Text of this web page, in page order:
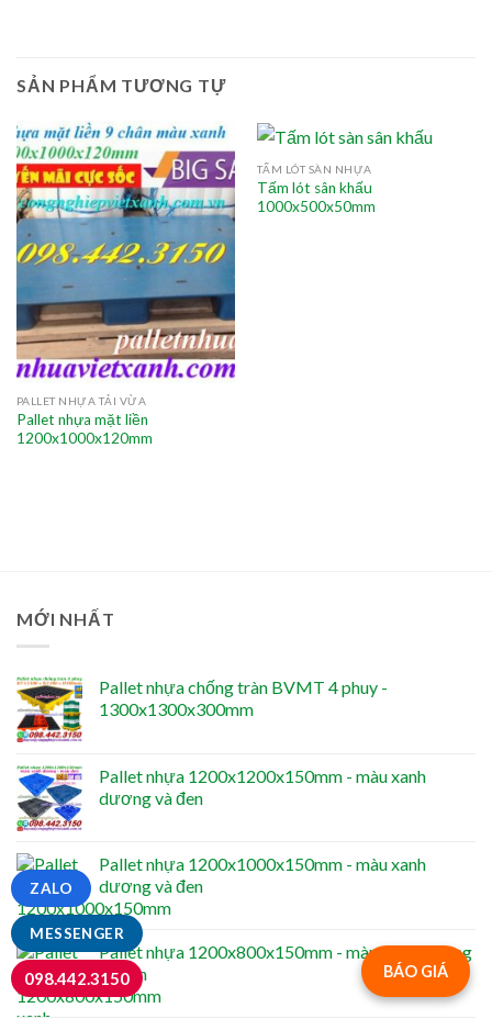
SẢN PHẨM TƯƠNG TỰ
PALLET NHỰA TẢI VỪA
Pallet nhựa mặt liền
1200x1000x120mm
TẤM LÓT SÀN NHỰA
Tấm lót sân khấu
1000x500x50mm
MỚI NHẤT
Pallet nhựa chống tràn BVMT 4 phuy -
1300x1300x300mm
Pallet nhựa 1200x1200x150mm - màu xanh
dương và đen
Pallet nhựa 1200x1000x150mm - màu xanh
dương và đen
Pallet nhựa 1200x800x150mm - màu xanh dương
và đen
BÁO GIÁ
MESSENGER
ZALO
098.442.3150